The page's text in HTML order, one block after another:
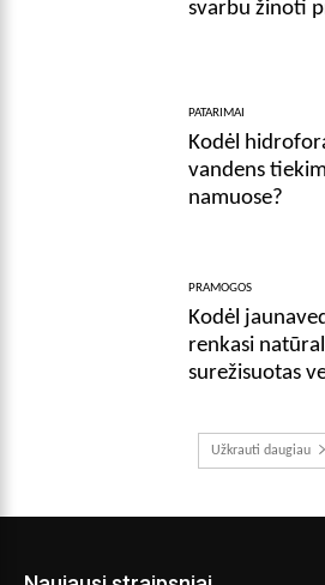
svarbu žinoti
PATARIMAI
Kodėl
vandens
namuose?
PRAMOGOS
Kodėl
renkasi
surežisuotas
Užkrauti daugiau